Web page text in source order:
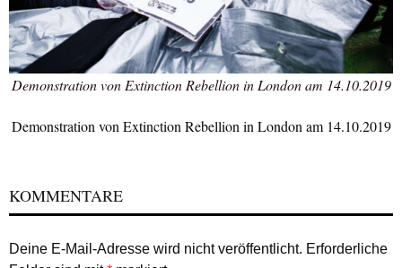
Demonstration von Extinction Rebellion in London am 14.10.2019
Demonstration von Extinction Rebellion in London am 14.10.2019
KOMMENTARE
Deine E-Mail-Adresse wird nicht veröffentlicht. Erforderliche